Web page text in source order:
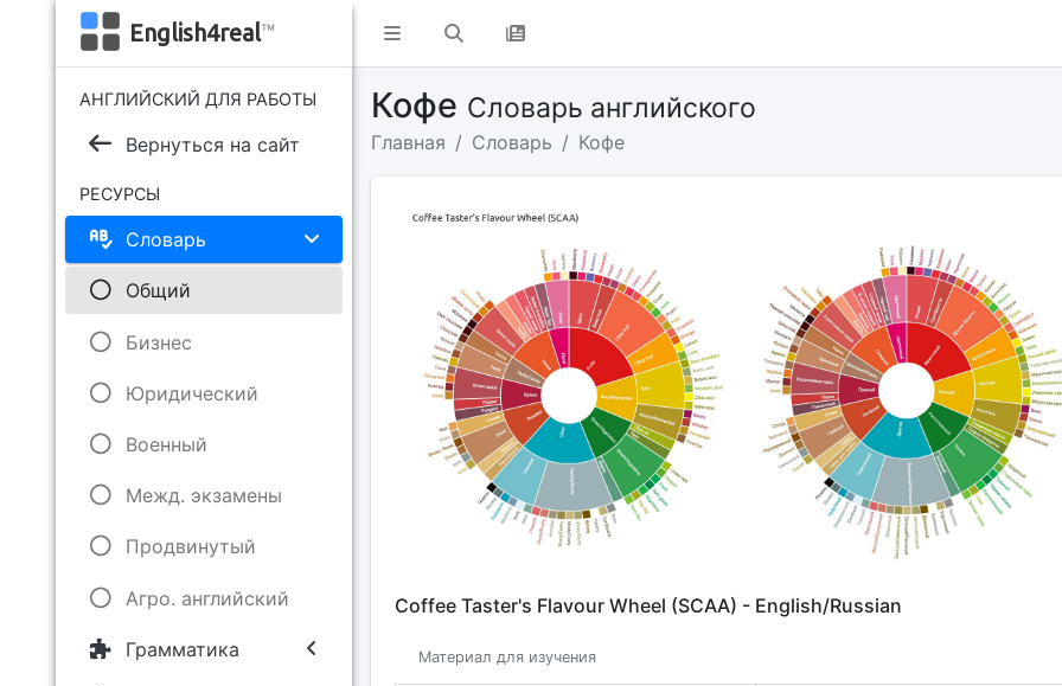
English4real™
АНГЛИЙСКИЙ ДЛЯ РАБОТЫ
Вернуться на сайт
РЕСУРСЫ
Словарь
Общий
Бизнес
Юридический
Военный
Межд. экзамены
Продвинутый
Агро. английский
Грамматика
Кофе Словарь английского
Главная Словарь Кофе
Coffee Taster's Flavour Wheel (SCAA) - English/Russian
Материал для изучения